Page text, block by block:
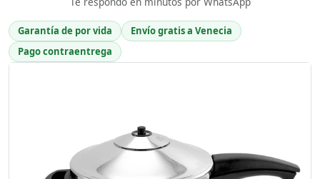
Garantía de por vida
Envío gratis a Venecia
Pago contraentrega